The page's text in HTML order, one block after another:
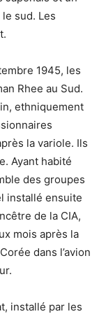
sud. Les
1945, les
Rhee au Sud.
ethniquement
la variole. Ils
Ayant habité
des groupes
installé ensuite
de la CIA,
mois après la
dans l’avion
installé par les